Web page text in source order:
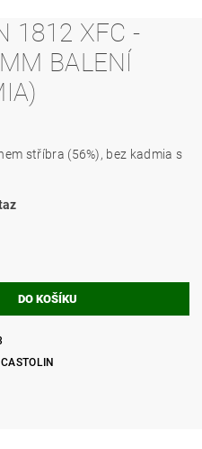
1812 XFC -
BALENÍ
stříbra (56%), bez kadmia s